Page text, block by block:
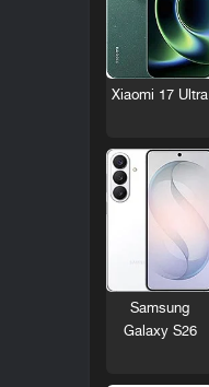
Xiaomi 17 Ultra
Samsung
Galaxy S26